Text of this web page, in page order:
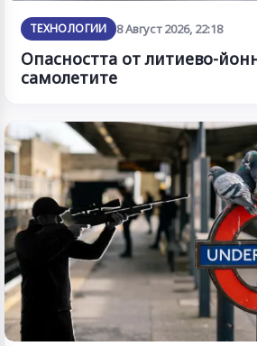
ТЕХНОЛОГИИ 8 Август 2026, 22:18
Опасността от литиево-
самолетите